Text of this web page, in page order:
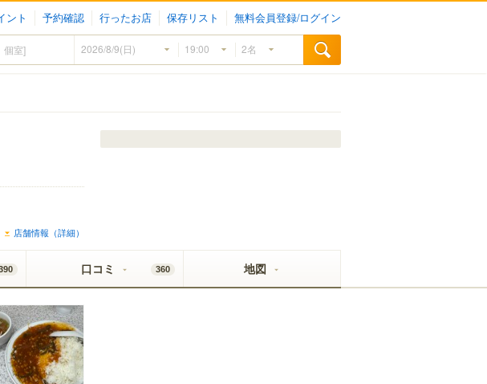
ント 予約確認 行ったお店 保存リスト 無料会員登録/ログイン
店舗情報（詳細）
口コミ 360 地図